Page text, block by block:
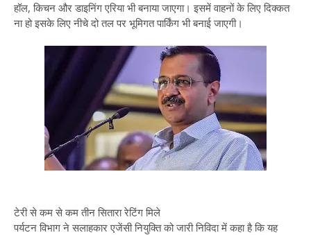
हॉल, किचन और डाइनिंग एरिया भी बनाया जाएगा। इसमें वाहनों के लिए दिक्कत
ना हो इसके लिए नीचे दो तल पर भूमिगत पार्किंग भी बनाई जाएगी।
टेरी से कम से कम तीन सितारा रेटिंग मिले
पर्यटन विभाग ने सलाहकार एजेंसी नियुक्ति को जारी निविदा में कहा है कि यह